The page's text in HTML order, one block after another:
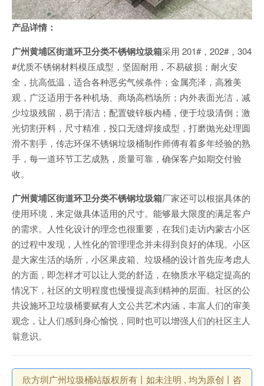
产品详情：
广州黄埔区街道环卫分类不锈钢垃圾箱采用 201#，202#，304
#优质不锈钢材料模压成型，坚固耐用，不易破损；耐火安
全，抗高低温，适合各种恶劣气候条件；金属亮泽，高雅美
观，广泛适用于各种机场、商场高档场所；内外表面光洁，减
少垃圾残留，易于清洁；配置镀锌板内桶，便于垃圾清倒；激
光切割开料，尺寸精准，投口无缝焊接成型，打磨抛光处理圆
滑不割手，传志环保不锈钢垃圾桶制作师傅有着多年经验的熟
手，每一道环节工艺成熟，质量可靠，确保客户如期交付验
收。
广州黄埔区街道环卫分类不锈钢垃圾箱厂家还可以根据具体的
使用环境，来定做具体适用的尺寸。能够最大限度的满足客户
的需求。人性化设计的理念也很重要，在我们走访内蒙古小区
的过程中发现，人性化的管理理念并未得到良好的体现。小区
是大家生活的场所，小区果皮箱、垃圾桶的设计首先应考虑人
的方面，即怎样才可以让人觉的舒适，在物质水平稳定提高的
情况下，社区的文明程度也慢慢提高到精神的层面。社区的公
共设施环卫垃圾桶要赋有人文公共艺术内涵，丰富人们的审美
观念，让人们感到身心愉悦，同时也可以增强人们的社区主人
翁意识。
欣方圳广州垃圾桶站版权所有丨如未注明 , 均为原创丨咨